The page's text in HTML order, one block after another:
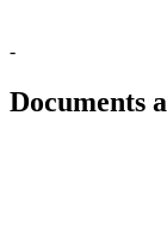
-
Documents